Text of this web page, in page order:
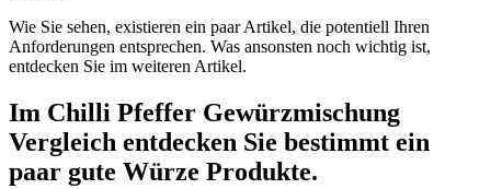
Wie Sie sehen, existieren ein paar Artikel, die potentiell Ihren
Anforderungen entsprechen. Was ansonsten noch wichtig ist,
entdecken Sie im weiteren Artikel.
Im Chilli Pfeffer Gewürzmischung
Vergleich entdecken Sie bestimmt ein
paar gute Würze Produkte.